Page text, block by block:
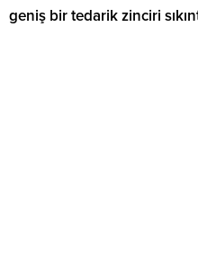
geniş bir tedarik zinciri